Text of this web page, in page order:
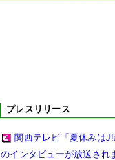
プレスリリース
関西テレビ「夏休みは
のインタビューが放送され